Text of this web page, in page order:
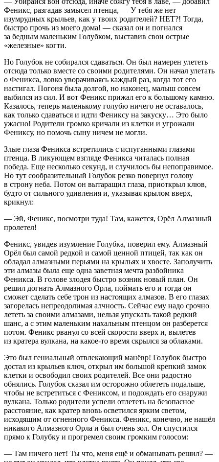
Феникс, разгадав замысел птенца, — У тебя же нет
изумрудных крыльев, как у твоих родителей? НЕТ?! Тогда,
быстро прочь из моего дома! — сказал он и погнался
за бедным маленьким Голубком, выставив свои острые
«железные» когти.
Но Голубок не собирался сдаваться. Он был намерен улететь
отсюда только вместе со своими родителями. Он начал улетать
о Феникса, ловко уворачиваясь каждый раз, когда тот его
настигал. Погоня была долгой, но наконец, малыш совсем
выбился из сил. И вот Феникс прижал его к большому камню.
Казалось, теперь маленькому голубю ничего не оставалось,
как только сдаваться и идти Фениксу на закуску… Это было
ужасно! Родители громко кричали из клетки и угрожали
Фениксу, но помочь сыну ничем не могли.
Злые глаза Феникса встретились с испуганными глазами
птенца. В ликующем взгляде Феникса читалась полная
победа. Еще несколько секунд, и случилось бы непоправимое.
Но тут сообразительный Голубок резко повернул голову
в строну неба. Потом он вытаращил глаза, приоткрыл клюв,
будто от сильного удивления и, указывая крылом вверх,
крикнул:
— Эй, Феникс, посмотри туда! Там, кажется, Орёл Алмазный
пролетел!
Феникс, увидев изумление Голубка, поверил ему. Алмазный
Орёл был самой редкой и самой ценной птицей, так как он
обладал алмазными перьями на крыльях и хвосте. Заполучить
эти алмазы была еще одна заветная мечта разбойника
Феникса. В голове злодея быстро возник новый план. Он
решил догнать Алмазного Орла, поймать его и тогда он
сможет сделать себе трон из настоящих алмазов. В его глазах
загорелась непреодолимая алчность. Сейчас ему надо срочно
лететь за своими алмазами, нельзя упускать такой редкий
шанс, а с этим маленьким нахальным птенцом он разберется
потом. Феникс рванул со всей скорости вверх и, вылетев
из кратера вулкана, на какое-то время скрылся за облаками.
Это был гениальный отвлекающий манёвр! Голубок быстро
достал из крыльев ключ, открыл им большой крепкий замок
клетки и освободил своих родителей. Все они радостно
обнялись. Голубок сказал им осторожно облететь подальше,
чтобы не встретиться с Фениксом, и подождать его снаружи
вулкана. Только родители успели отлететь на безопасное
расстояние, как кратер вновь осветился ярким светом,
исходящим от огненного Феникса. Феникс, конечно, не нашёл
никакого Алмазного Орла и был очень зол. Он спустился
прямо к Голубку и прогремел своим громким голосом:
— Там ничего нет! Ты что, меня ещё и обманывать решил? —